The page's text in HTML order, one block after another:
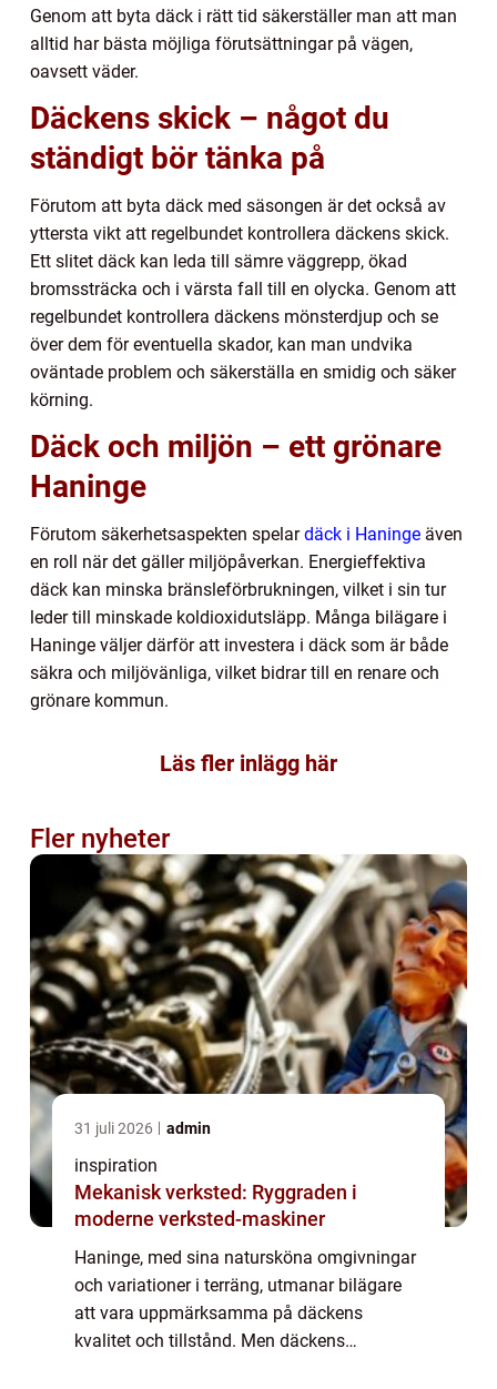
Genom att byta däck i rätt tid säkerställer man att man
alltid har bästa möjliga förutsättningar på vägen,
oavsett väder.
Däckens skick – något du
ständigt bör tänka på
Förutom att byta däck med säsongen är det också av
yttersta vikt att regelbundet kontrollera däckens skick.
Ett slitet däck kan leda till sämre väggrepp, ökad
bromssträcka och i värsta fall till en olycka. Genom att
regelbundet kontrollera däckens mönsterdjup och se
över dem för eventuella skador, kan man undvika
oväntade problem och säkerställa en smidig och säker
körning.
Däck och miljön – ett grönare
Haninge
Förutom säkerhetsaspekten spelardäck i Haninge även
en roll när det gäller miljöpåverkan. Energieffektiva
däck kan minska bränsleförbrukningen, vilket i sin tur
leder till minskade koldioxidutsläpp. Många bilägare i
Haninge väljer därför att investera i däck som är både
säkra och miljövänliga, vilket bidrar till en renare och
grönare kommun.
Läs fler inlägg här
Fler nyheter
31 juli 2026 admin
inspiration
Mekanisk verksted: Ryggraden i
moderne verksted-maskiner
Haninge, med sina natursköna omgivningar
och variationer i terräng, utmanar bilägare
att vara uppmärksamma på däckens
kvalitet och tillstånd. Men däckens